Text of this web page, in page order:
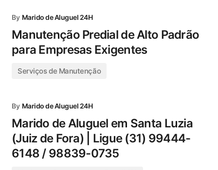
By Marido de Aluguel 24H
Manutenção Predial de Alto Padrão
para Empresas Exigentes
Serviços de Manutenção
By Marido de Aluguel 24H
Marido de Aluguel em Santa Luzia
(Juiz de Fora) | Ligue (31) 99444-
6148 / 98839-0735